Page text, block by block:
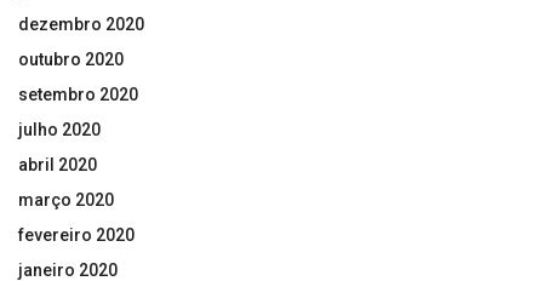
dezembro 2020
outubro 2020
setembro 2020
julho 2020
abril 2020
março 2020
fevereiro 2020
janeiro 2020